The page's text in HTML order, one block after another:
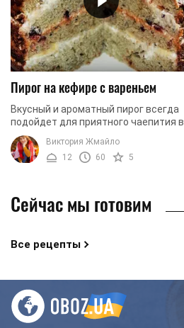
Пирог на кефире с вареньем
Вкусный и ароматный пирог всегда
подойдет для приятного чаепития в
кругу семьи и друзей. Быстрый в
приготовлении, пирог не займет у
хозяйки много ...
Виктория Жмайло
12
60 5
Сейчас мы готовим
Все рецепты